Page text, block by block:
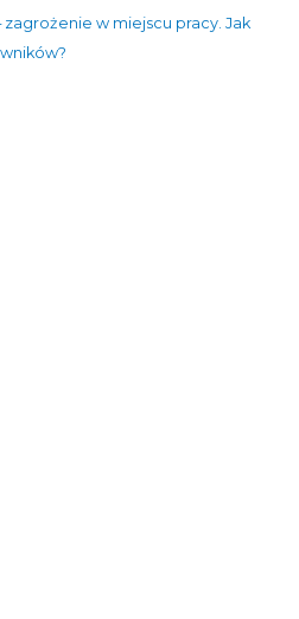
w miejscu pracy. Jak